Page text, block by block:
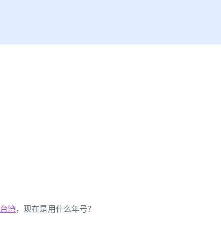
台湾，现在是用什么年号？